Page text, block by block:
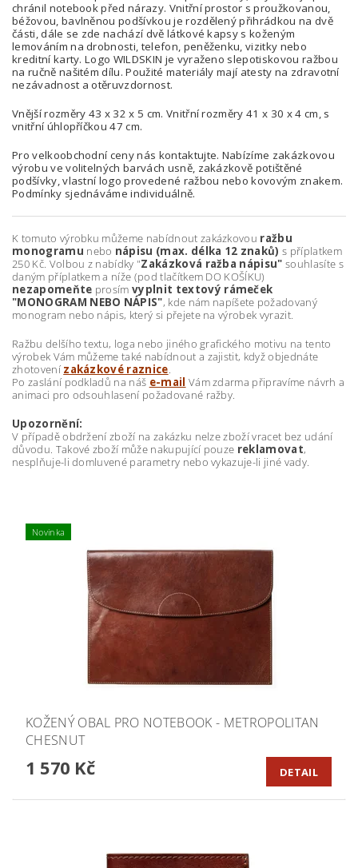
chránil notebook před nárazy. Vnitřní prostor s proužkovanou,
béžovou, bavlněnou podšívkou je rozdělený přihrádkou na dvě
části, dále se zde nachází dvě látkové kapsy s koženým
lemováním na drobnosti, telefon, peněženku, vizitky nebo
kreditní karty. Logo WILDSKIN je vyraženo slepotiskovou ražbou
na ručně našitém dílu. Použité materiály mají atesty na zdravotní
nezávadnost a otěruvzdornost.
Vnější rozměry 43 x 32 x 5 cm. Vnitřní rozměry 41 x 30 x 4 cm, s
vnitřní úhlopříčkou 47 cm.
Pro velkoobchodní ceny nás kontaktujte. Nabízíme zakázkovou
výrobu ve volitelných barvách usně, zakázkově potištěné
podšívky, vlastní logo provedené ražbou nebo kovovým znakem.
Podmínky sjednáváme individuálně.
K tomuto výrobku můžeme nabídnout zakázkovou ražbu
monogramu nebo nápisu (max. délka 12 znaků)s příplatkem
250 Kč. Volbou z nabídky "Zakázková ražba nápisu"souhlasíte s
daným příplatkem a níže (pod tlačítkem DO KOŠÍKU)
nezapomeňte prosím vyplnit textový rámeček
"MONOGRAM NEBO NÁPIS", kde nám napíšete požadovaný
monogram nebo nápis, který si přejete na výrobek vyrazit.
Ražbu delšího textu, loga nebo jiného grafického motivu na tento
výrobek Vám můžeme také nabídnout a zajistit, když objednáte
zhotovení zakázkové raznice.
Po zaslání podkladů na náš e-mail Vám zdarma připravíme návrh a
animaci pro odsouhlasení požadované ražby.
Upozornění:
V případě obdržení zboží na zakázku nelze zboží vracet bez udání
důvodu. Takové zboží může nakupující pouze reklamovat,
nesplňuje-li domluvené parametry nebo vykazuje-li jiné vady.
Novinka
KOŽENÝ OBAL PRO NOTEBOOK - METROPOLITAN
CHESNUT
1 570 Kč DETAIL